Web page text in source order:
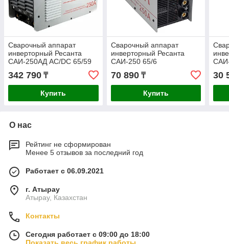
Сварочный аппарат
инверторный Ресанта
САИ-250АД AC/DC 65/59
342 790 ₸
Купить
Сварочный аппарат
инверторный Ресанта
САИ-250 65/6
70 890₸
Купить
30
О нас
Рейтинг не сформирован
Менее 5 отзывов за последний год
Работает с 06.09.2021
г. Атырау
Атырау, Казахстан
Контакты
Сегодня работает с 09:00 до 18:00